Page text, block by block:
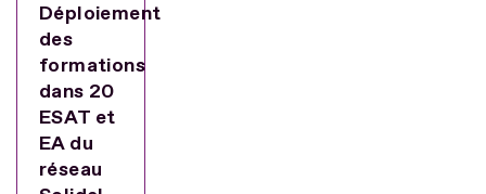
Déploiement
des
formations
dans 20
ESAT et
EA du
réseau